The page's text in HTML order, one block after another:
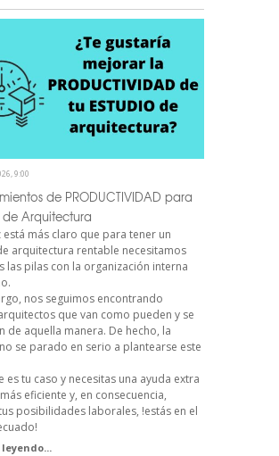
9:00
de PRODUCTIVIDAD para
de Arquitectura
está más claro que para tener un
arquitectura rentable necesitamos
las pilas con la organización interna
nos seguimos encontrando
que van como pueden y se
de aquella manera. De hecho, la
se parado en serio a plantearse este
es tu caso y necesitas una ayuda extra
eficiente y, en consecuencia,
posibilidades laborales, !estás en el
leyendo...